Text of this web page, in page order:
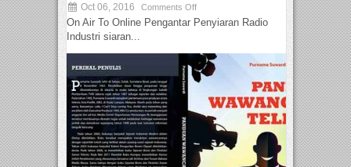
Oct 06, 2016 Comments Off
On Air To Online Pengantar Penyiaran Radio
Industri siaran...